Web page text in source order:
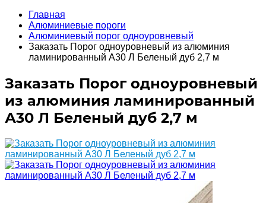
Главная
Алюминиевые пороги
Алюминиевый порог одноуровневый
Заказать Порог одноуровневый из алюминия
ламинированный А30 Л Беленый дуб 2,7 м
Заказать Порог одноуровневый
из алюминия ламинированный
А30 Л Беленый дуб 2,7 м